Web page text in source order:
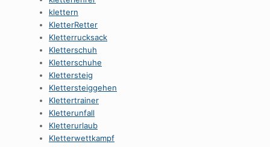
klettern
KletterRetter
Kletterrucksack
Kletterschuh
Kletterschuhe
Klettersteig
Klettersteiggehen
Klettertrainer
Kletterunfall
Kletterurlaub
Kletterwettkampf